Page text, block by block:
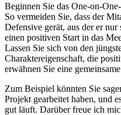
Beginnen Sie das One-on-
So vermeiden Sie, dass der
Defensive gerät, aus der er
einen positiven Start in das
Lassen Sie sich von den
Charaktereigenschaft, die
erwähnen Sie eine
Zum Beispiel könnten Sie
Projekt gearbeitet haben, und
gut läuft. Darüber freue ich